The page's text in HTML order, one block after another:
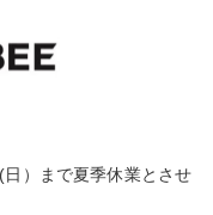
）まで夏季休業とさせ